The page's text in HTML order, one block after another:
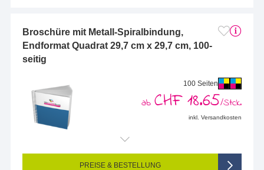
Broschüre mit Metall-Spiralbindung,
Endformat Quadrat 29,7 cm x 29,7 cm, 100-
seitig
100 Seiten
ab CHF 18.65/Stck.
inkl. Versandkosten
Endformat (bedruckte Fläche): 297 x 297 mm
Seitigkeit: 100-seitig (Vorderseite und Rückseite bedruckt)
4/4-farbig CMYK (vollfarbig bedruckt)
PREISE & BESTELLUNG